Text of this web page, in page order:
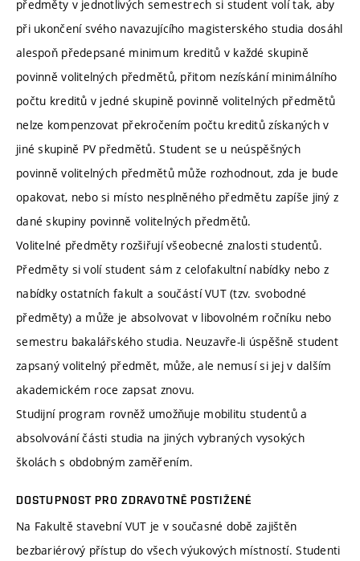
předměty v jednotlivých semestrech si student volí tak, aby
při ukončení svého navazujícího magisterského studia dosáhl
alespoň předepsané minimum kreditů v každé skupině
povinně volitelných předmětů, přitom nezískání minimálního
počtu kreditů v jedné skupině povinně volitelných předmětů
nelze kompenzovat překročením počtu kreditů získaných v
jiné skupině PV předmětů. Student se u neúspěšných
povinně volitelných předmětů může rozhodnout, zda je bude
opakovat, nebo si místo nesplněného předmětu zapíše jiný z
dané skupiny povinně volitelných předmětů.
Volitelné předměty rozšiřují všeobecné znalosti studentů.
Předměty si volí student sám z celofakultní nabídky nebo z
nabídky ostatních fakult a součástí VUT (tzv. svobodné
předměty) a může je absolvovat v libovolném ročníku nebo
semestru bakalářského studia. Neuzavře-li úspěšně student
zapsaný volitelný předmět, může, ale nemusí si jej v dalším
akademickém roce zapsat znovu.
Studijní program rovněž umožňuje mobilitu studentů a
absolvování části studia na jiných vybraných vysokých
školách s obdobným zaměřením.
DOSTUPNOST PRO ZDRAVOTNĚ POSTIŽENÉ
Na Fakultě stavební VUT je v současné době zajištěn
bezbariérový přístup do všech výukových místností. Studenti